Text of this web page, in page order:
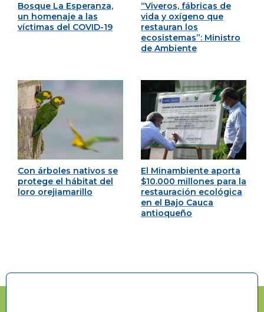
Bosque La Esperanza,
un homenaje a las
víctimas del COVID-19
“Viveros, fábricas de
vida y oxígeno que
restauran los
ecosistemas”: Ministro
de Ambiente
Con árboles nativos se
protege el hábitat del
loro orejiamarillo
El Minambiente aporta
$10.000 millones para la
restauración ecológica
en el Bajo Cauca
antioqueño